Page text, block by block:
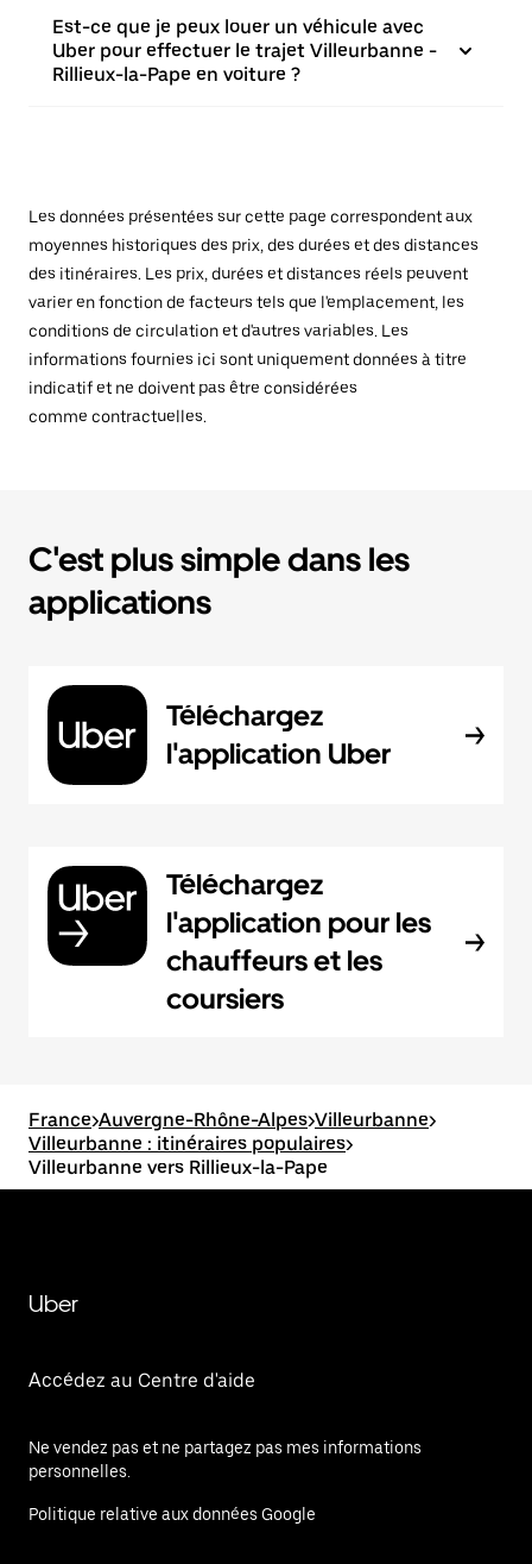
Est-ce que je peux louer un véhicule avec
Uber pour effectuer le trajet Villeurbanne -
Rillieux-la-Pape en voiture ?
Les données présentées sur cette page correspondent aux
moyennes historiques des prix, des durées et des distances
des itinéraires. Les prix, durées et distances réels peuvent
varier en fonction de facteurs tels que l'emplacement, les
conditions de circulation et d'autres variables. Les
informations fournies ici sont uniquement données à titre
indicatif et ne doivent pas être considérées
comme contractuelles.
C'est plus simple dans les
applications
Téléchargez
l'application Uber
Téléchargez
l'application pour les
chauffeurs et les
coursiers
France>Auvergne-Rhône-Alpes>Villeurbanne>
Villeurbanne : itinéraires populaires>
Villeurbanne vers Rillieux-la-Pape
Uber
Accédez au Centre d'aide
Ne vendez pas et ne partagez pas mes informations
personnelles.
Politique relative aux données Google